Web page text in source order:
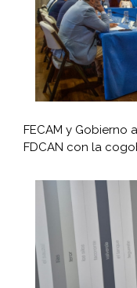
FECAM y Gobierno
FDCAN con la